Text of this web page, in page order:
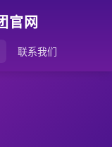
官网
联系我们